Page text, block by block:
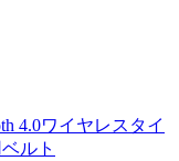
4.0ワイヤレスタイ
ルト